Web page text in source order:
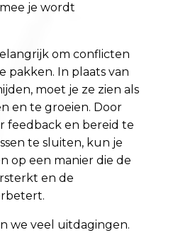
je wordt
om conflicten
pakken. In plaats van
moet je ze zien als
en te groeien. Door
feedback en bereid te
te sluiten, kun je
op een manier die de
en de
we veel uitdagingen.